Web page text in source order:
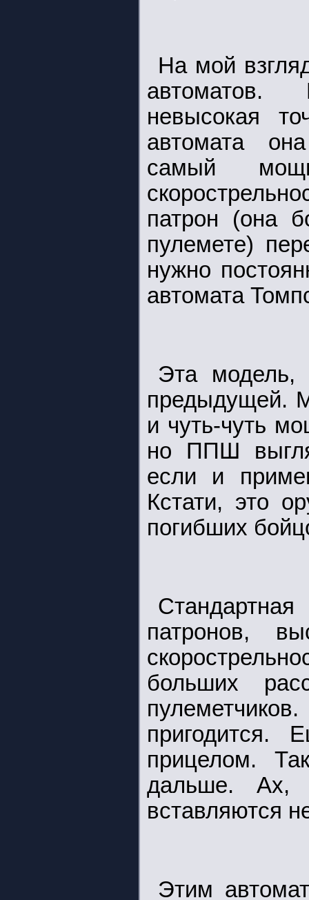
На мой
невысокая
автомата
самый
патрон (она
пулемете)
нужно
автомата
Эта модель,
предыдущей.
и чуть-чуть
но ППШ
если и
Кстати, это
погибших
патронов,
больших
пригодится.
прицелом.
дальше. Ах,
вставляются
Этим